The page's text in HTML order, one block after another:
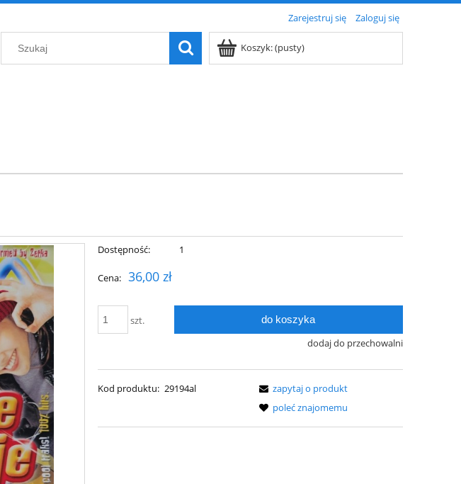
Zarejestruj się Zaloguj się
Koszyk:(pusty)
Dostępność: 1
Cena: 36,00 zł
szt. do koszyka
dodaj do przechowalni
Kod produktu: 29194al
zapytaj o produkt
poleć znajomemu